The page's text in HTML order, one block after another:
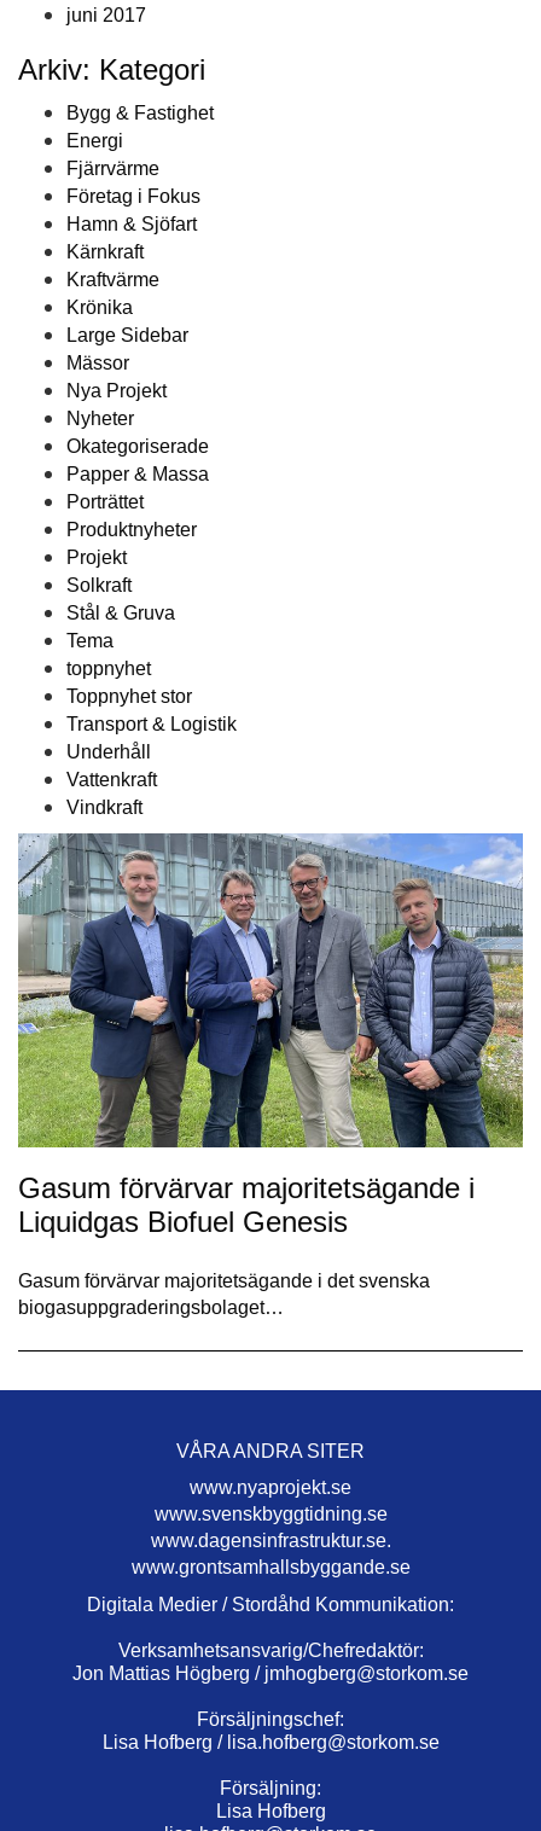
juni 2017
Arkiv: Kategori
Bygg & Fastighet
Energi
Fjärrvärme
Företag i Fokus
Hamn & Sjöfart
Kärnkraft
Kraftvärme
Krönika
Large Sidebar
Mässor
Nya Projekt
Nyheter
Okategoriserade
Papper & Massa
Porträttet
Produktnyheter
Projekt
Solkraft
Stål & Gruva
Tema
toppnyhet
Toppnyhet stor
Transport & Logistik
Underhåll
Vattenkraft
Vindkraft
Gasum förvärvar majoritetsägande i
Liquidgas Biofuel Genesis
Gasum förvärvar majoritetsägande i det svenska
biogasuppgraderingsbolaget…
VÅRA ANDRA SITER
www.nyaprojekt.se
www.svenskbyggtidning.se
www.dagensinfrastruktur.se.
www.grontsamhallsbyggande.se
Digitala Medier / Stordåhd Kommunikation:
Verksamhetsansvarig/Chefredaktör:
Jon Mattias Högberg / jmhogberg@storkom.se
Försäljningschef:
Lisa Hofberg / lisa.hofberg@storkom.se
Försäljning:
Lisa Hofberg